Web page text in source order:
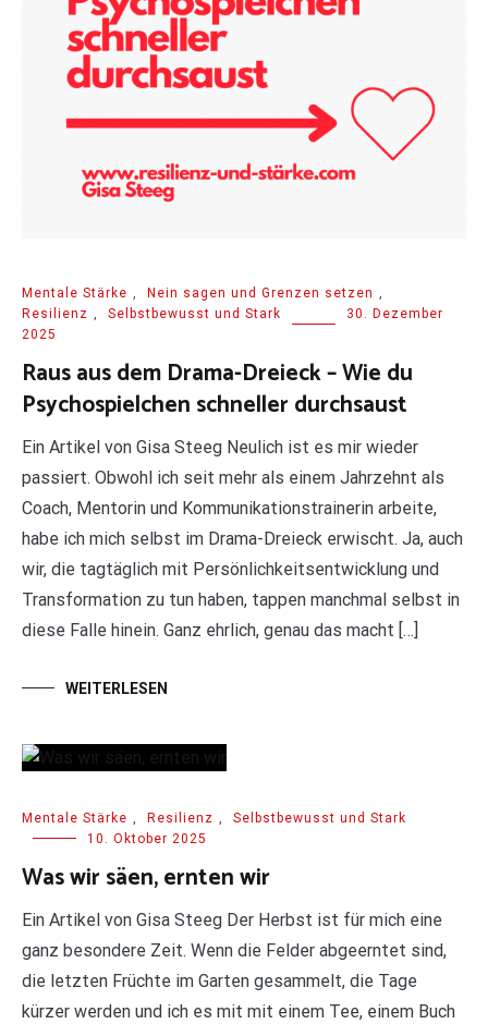
Mentale Stärke , Nein sagen und Grenzen setzen ,
Resilienz , Selbstbewusst und Stark
30. Dezember
2025
Raus aus dem Drama-Dreieck – Wie du
Psychospielchen schneller durchsaust
Ein Artikel von Gisa Steeg Neulich ist es mir wieder
passiert. Obwohl ich seit mehr als einem Jahrzehnt als
Coach, Mentorin und Kommunikationstrainerin arbeite,
habe ich mich selbst im Drama-Dreieck erwischt. Ja, auch
wir, die tagtäglich mit Persönlichkeitsentwicklung und
Transformation zu tun haben, tappen manchmal selbst in
diese Falle hinein. Ganz ehrlich, genau das macht […]
WEITERLESEN
Mentale Stärke , Resilienz ,
Selbstbewusst und Stark
10. Oktober 2025
Was wir säen, ernten wir
Ein Artikel von Gisa Steeg Der Herbst ist für mich eine
ganz besondere Zeit. Wenn die Felder abgeerntet sind,
die letzten Früchte im Garten gesammelt, die Tage
kürzer werden und ich es mit mit einem Tee, einem Buch